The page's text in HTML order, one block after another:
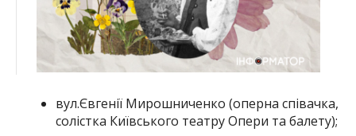
вул.Євгенії Мирошниченко (оперна співачка,
солістка Київського театру Опери та балету);